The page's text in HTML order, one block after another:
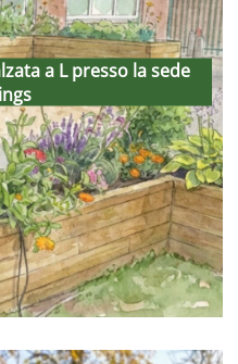
a L presso la sede
fioriera
la sede
2026